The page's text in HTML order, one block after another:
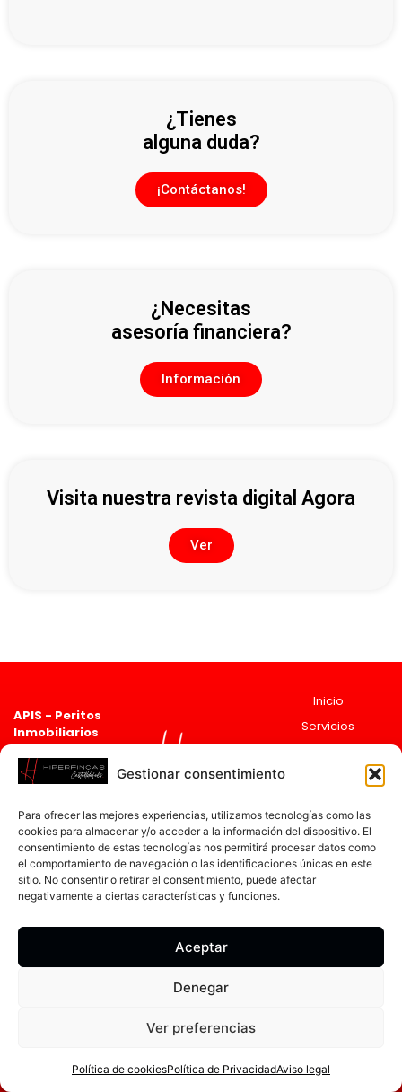
Gestionar consentimiento
Para ofrecer las mejores experiencias, utilizamos tecnologías como las
cookies para almacenar y/o acceder a la información del dispositivo. El
consentimiento de estas tecnologías nos permitirá procesar datos como
el comportamiento de navegación o las identificaciones únicas en este
sitio. No consentir o retirar el consentimiento, puede afectar
negativamente a ciertas características y funciones.
Aceptar
Denegar
Ver preferencias
Política de cookiesPolítica de PrivacidadAviso legal
¿Tienes
alguna duda?
¡Contáctanos!
¿Necesitas
asesoría financiera?
Información
Visita nuestra revista digital Agora
Ver
APIS - Peritos
Inmobiliarios
Asociado 2835
Registro de agentes
Inmobiliarios de
12597
Ronda de
Ramón Otero
Pedrayo, 30,
08860
Barcelona.
hiperfincas.castelldefels@hiperfincas.com
Inicio
Servicios
Contacto
Política de Cookies
Más info